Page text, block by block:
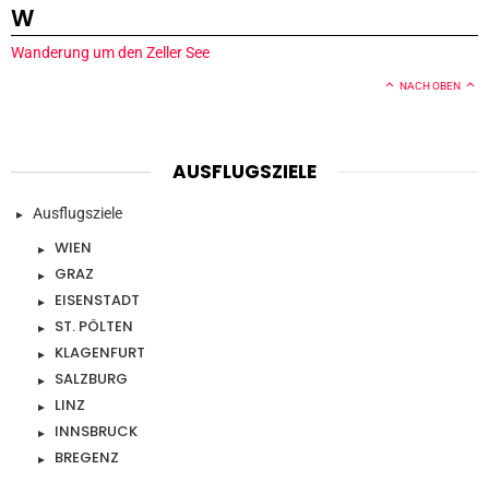
W
Wanderung um den Zeller See
NACH OBEN
AUSFLUGSZIELE
Ausflugsziele
WIEN
GRAZ
EISENSTADT
ST. PÖLTEN
KLAGENFURT
SALZBURG
LINZ
INNSBRUCK
BREGENZ